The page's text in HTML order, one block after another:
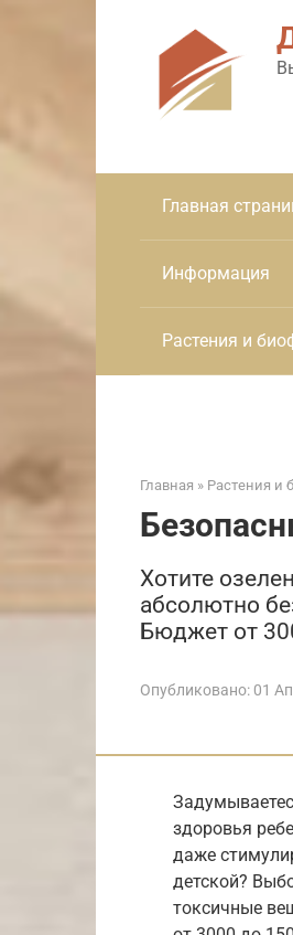
Главная
Информация
Растения и
Главная » Растения и
Хотите
абсолютно
Бюджет от
Опубликовано: 01
здоровья
даже
детской?
токсичные